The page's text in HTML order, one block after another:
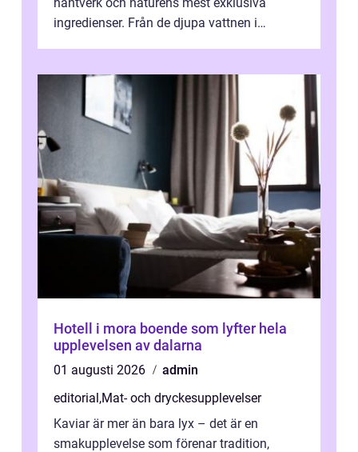
ingredienser. Från de djupa vattnen i
Hotell i mora boende som lyfter hela
upplevelsen av dalarna
01 augusti 2026
admin
editorial ,Mat- och dryckesupplevelser
Kaviar är mer än bara lyx – det är en
smakupplevelse som förenar tradition,